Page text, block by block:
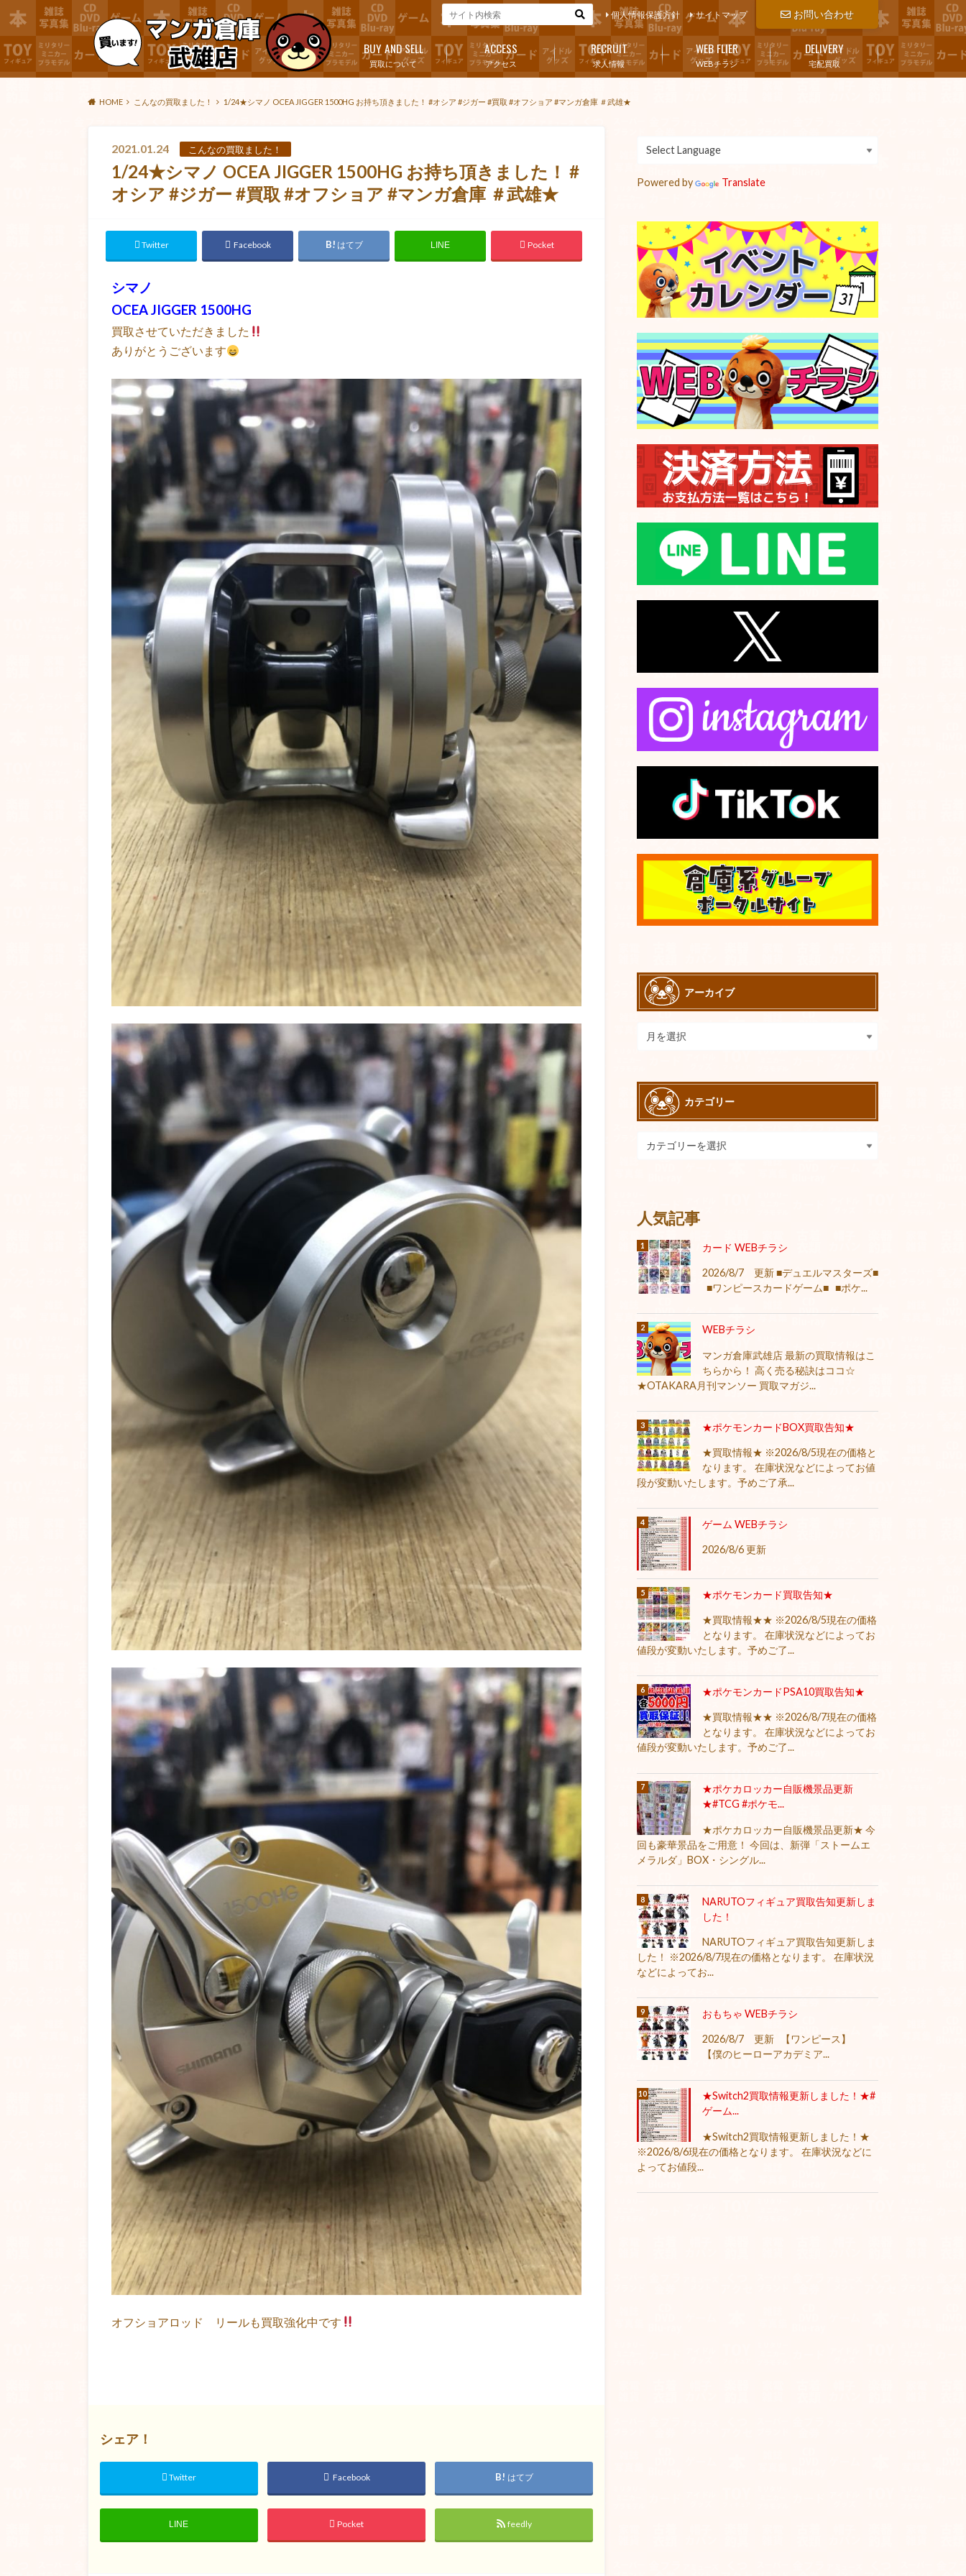
お問い合わせ
個人情報保護方針 サイトマップ
買取について
BUY AND SELL
アクセス
ACCESS
求人情報
RECRUIT
WEBチラシ
WEB FLIER
宅配買取
DELIVERY
HOME こんなの買取ました！ 1/24★シマノ OCEA JIGGER 1500HG お持ち頂きました！ #オシア #ジガー #買取 #オフショア #マンガ倉庫 ＃武雄★
2021.01.24 こんなの買取ました！
1/24★シマノ OCEA JIGGER 1500HG お持ち頂きました！ #
オシア #ジガー #買取 #オフショア #マンガ倉庫 ＃武雄★
Twitter Facebook はてブ LINE Pocket
シマノ
OCEA JIGGER 1500HG
買取させていただきました
ありがとうございます
オフショアロッド リールも買取強化中です
シェア！
Twitter Facebook はてブ
LINE Pocket feedly
Powered by Translate
アーカイブ
カテゴリー
人気記事
カード WEBチラシ
2026/8/7 更新 ■デュエルマスターズ■
■ワンピースカードゲーム■ ■ポケ...
WEBチラシ
マンガ倉庫武雄店 最新の買取情報はこ
ちらから！ 高く売る秘訣はココ☆
★OTAKARA月刊マンソー 買取マガジ...
★ポケモンカードBOX買取告知★
★買取情報★ ※2026/8/5現在の価格と
なります。 在庫状況などによってお値
段が変動いたします。予めご了承...
ゲーム WEBチラシ
2026/8/6 更新
★ポケモンカード買取告知★
★買取情報★★ ※2026/8/5現在の価格
となります。 在庫状況などによってお
値段が変動いたします。予めご了...
★ポケモンカードPSA10買取告知★
★買取情報★★ ※2026/8/7現在の価格
となります。 在庫状況などによってお
値段が変動いたします。予めご了...
★ポケカロッカー自販機景品更新
★#TCG #ポケモ...
★ポケカロッカー自販機景品更新★ 今
回も豪華景品をご用意！ 今回は、新弾「ストームエ
メラルダ」BOX・シングル...
NARUTOフィギュア買取告知更新しま
した！
NARUTOフィギュア買取告知更新しま
した！ ※2026/8/7現在の価格となります。 在庫状況
などによってお...
おもちゃ WEBチラシ
2026/8/7 更新 【ワンピース】
【僕のヒーローアカデミア...
★Switch2買取情報更新しました！★#
ゲーム...
★Switch2買取情報更新しました！★
※2026/8/6現在の価格となります。 在庫状況などに
よってお値段...